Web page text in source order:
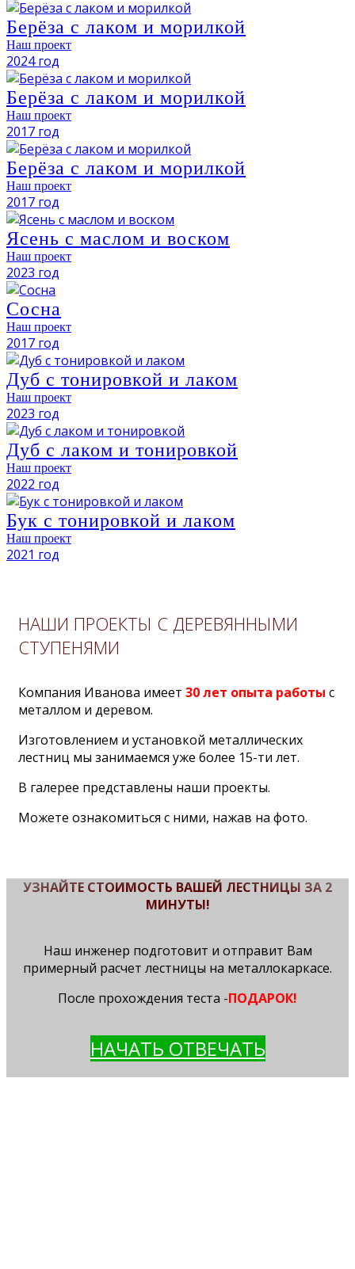
Берёза с лаком и морилкой
Наш проект
2024 год
Берёза с лаком и морилкой
Наш проект
2017 год
Берёза с лаком и морилкой
Наш проект
2017 год
Ясень с маслом и воском
Наш проект
2023 год
Сосна
Наш проект
2017 год
Дуб с тонировкой и лаком
Наш проект
2023 год
Дуб с лаком и тонировкой
Наш проект
2022 год
Бук с тонировкой и лаком
Наш проект
2021 год
НАШИ ПРОЕКТЫ С ДЕРЕВЯННЫМИ
СТУПЕНЯМИ
Компания Иванова имеет 30 лет опыта работы с
металлом и деревом.
Изготовлением и установкой металлических
лестниц мы занимаемся уже более 15-ти лет.
В галерее представлены наши проекты.
Можете ознакомиться с ними, нажав на фото.
УЗНАЙТЕ СТОИМОСТЬ ВАШЕЙ ЛЕСТНИЦЫ ЗА 2
МИНУТЫ!
Наш инженер подготовит и отправит Вам
примерный расчет лестницы на металлокаркасе.
После прохождения теста -ПОДАРОК!
НАЧАТЬ ОТВЕЧАТЬ